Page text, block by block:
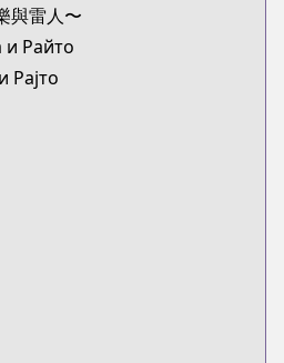
series/545719/list
與雷人〜
и Райто
Рајто